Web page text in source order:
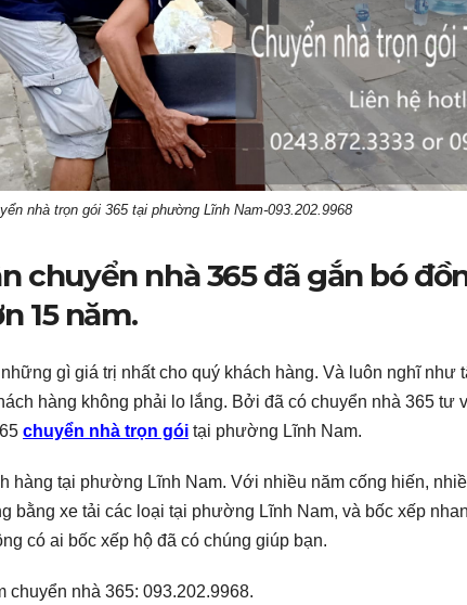
nhà trọn gói 365 tại phường Lĩnh Nam-093.202.9968
chuyển nhà 365 đã gắn bó
15 năm.
gì giá trị nhất cho quý khách hàng. Và luôn nghĩ như
hàng không phải lo lắng. Bởi đã có chuyển nhà 365 tư
chuyển nhà trọn gói tại phường Lĩnh Nam.
hàng tại phường Lĩnh Nam. Với nhiều năm cống hiến,
bằng xe tải các loại tại phường Lĩnh Nam, và bốc xếp
có ai bốc xếp hộ đã có chúng giúp bạn.
chuyển nhà 365: 093.202.9968.